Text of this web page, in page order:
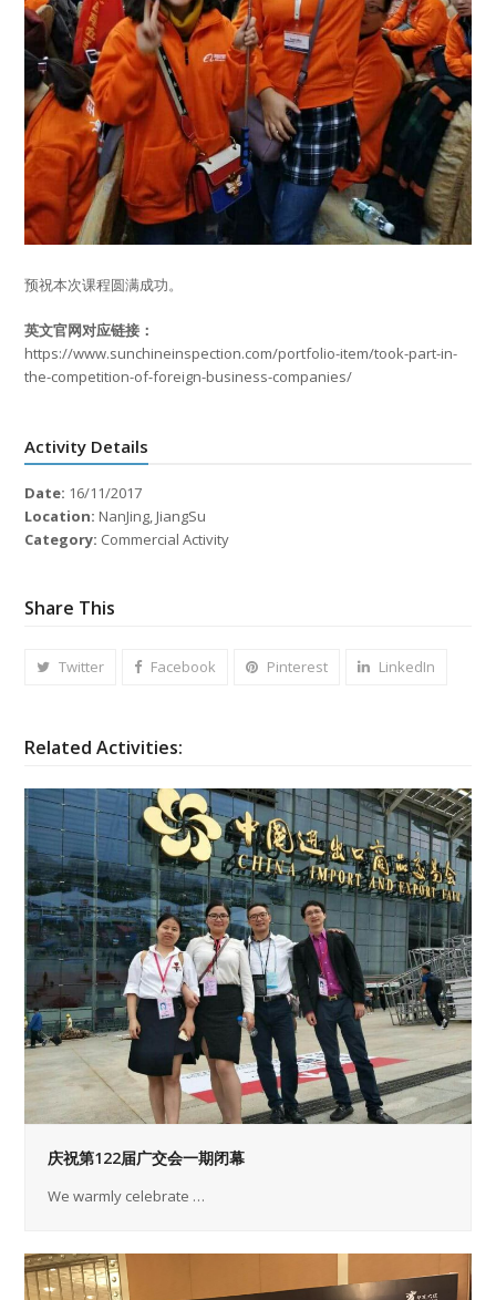
预祝本次课程圆满成功。
英文官网对应链接：
https://www.sunchineinspection.com/portfolio-item/took-part-in-
the-competition-of-foreign-business-companies/
Activity Details
Date: 16/11/2017
Location: NanJing, JiangSu
Category: Commercial Activity
Share This
Twitter Facebook Pinterest LinkedIn
Related Activities:
庆祝第122届广交会一期闭幕
We warmly celebrate …